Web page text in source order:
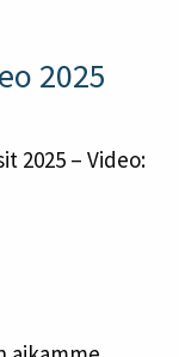
2025
2025 – Video: